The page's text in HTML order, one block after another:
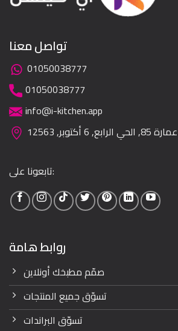
تواصل معنا
01050038777
01050038777
info@i-kitchen.app
عمارة 85, الحي الرابع, 6 أكتوبر, 12563
تابعونا على:
روابط هامة
صمّم مطبخك أونلاين
تسوّق جميع المنتجات
تسوّق البراندات